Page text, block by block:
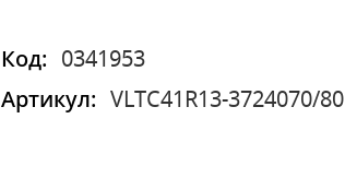
Код:
0341953
Артикул:
VLTC41R13-3724070/80